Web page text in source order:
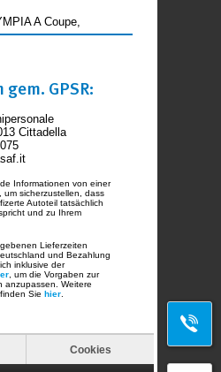
A Coupe,
GPSR:
Cittadella
Informationen von einer
sicherzustellen, dass
Autoteil tatsächlich
und zu Ihrem
Lieferzeiten
und Bezahlung
inklusive der
, um die Vorgaben zur
anzupassen. Weitere
Sie hier.
Cookies